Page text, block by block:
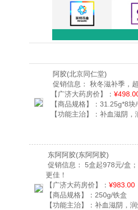
阿胶(北京同仁堂)
促销信息：
秋冬滋补季，
【广济大药房价】：
【商品规格】： 31.25g*8块
【功能主治】： 补血滋阴，
东阿阿胶(东阿阿胶)
促销信息：
5盒起978元/盒
更佳！
【广济大药房价】： ¥983.00
【商品规格】： 250g/铁盒
【功能主治】： 补血滋阴，